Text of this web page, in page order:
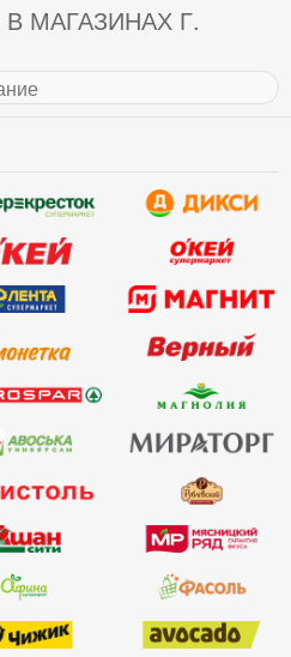
МАГАЗИНАХ Г.